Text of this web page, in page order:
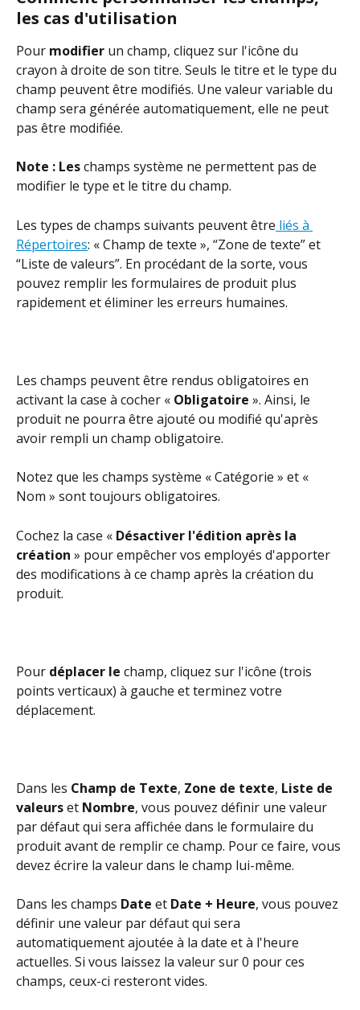
les cas d'utilisation
Pour modifier un champ, cliquez sur l'icône du
crayon à droite de son titre. Seuls le titre et le type du
champ peuvent être modifiés. Une valeur variable du
champ sera générée automatiquement, elle ne peut
pas être modifiée.
Note : Les champs système ne permettent pas de
modifier le type et le titre du champ.
Les types de champs suivants peuvent être liés à
Répertoires: « Champ de texte », “Zone de texte” et
“Liste de valeurs”. En procédant de la sorte, vous
pouvez remplir les formulaires de produit plus
rapidement et éliminer les erreurs humaines.
Les champs peuvent être rendus obligatoires en
activant la case à cocher « Obligatoire ». Ainsi, le
produit ne pourra être ajouté ou modifié qu'après
avoir rempli un champ obligatoire.
Notez que les champs système « Catégorie » et «
Nom » sont toujours obligatoires.
Cochez la case « Désactiver l'édition après la
création » pour empêcher vos employés d'apporter
des modifications à ce champ après la création du
produit.
Pour déplacer le champ, cliquez sur l'icône (trois
points verticaux) à gauche et terminez votre
déplacement.
Dans les Champ de Texte, Zone de texte, Liste de
valeurs et Nombre, vous pouvez définir une valeur
par défaut qui sera affichée dans le formulaire du
produit avant de remplir ce champ. Pour ce faire, vous
devez écrire la valeur dans le champ lui-même.
Dans les champs Date et Date + Heure, vous pouvez
définir une valeur par défaut qui sera
automatiquement ajoutée à la date et à l'heure
actuelles. Si vous laissez la valeur sur 0 pour ces
champs, ceux-ci resteront vides.